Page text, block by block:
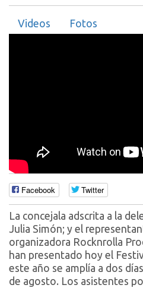
Videos Fotos
Facebook Twitter
La concejala adscrita a la
Julia Simón; y el
organizadora Rocknrolla
han presentado hoy el
este año se amplía a dos
de agosto. Los asistentes